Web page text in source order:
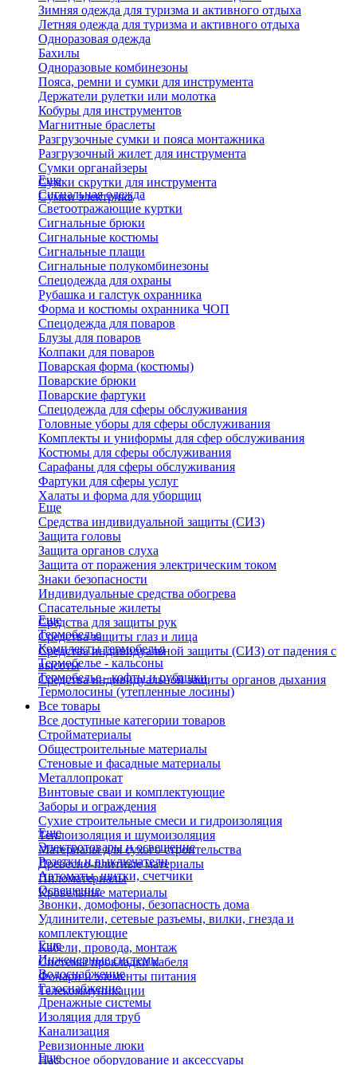
Зимняя одежда для туризма и активного отдыха
Летняя одежда для туризма и активного отдыха
Одноразовая одежда
Бахилы
Одноразовые комбинезоны
Пояса, ремни и сумки для инструмента
Держатели рулетки или молотка
Кобуры для инструментов
Магнитные браслеты
Разгрузочные сумки и пояса монтажника
Разгрузочный жилет для инструмента
Сумки органайзеры
Сумки скрутки для инструмента
Сумки электрика
Еще
Сигнальная одежда
Светоотражающие куртки
Сигнальные брюки
Сигнальные костюмы
Сигнальные плащи
Сигнальные полукомбинезоны
Спецодежда для охраны
Рубашка и галстук охранника
Форма и костюмы охранника ЧОП
Спецодежда для поваров
Блузы для поваров
Колпаки для поваров
Поварская форма (костюмы)
Поварские брюки
Поварские фартуки
Спецодежда для сферы обслуживания
Головные уборы для сферы обслуживания
Комплекты и униформы для сфер обслуживания
Костюмы для сферы обслуживания
Сарафаны для сферы обслуживания
Фартуки для сферы услуг
Халаты и форма для уборщиц
Еще
Средства индивидуальной защиты (СИЗ)
Защита головы
Защита органов слуха
Защита от поражения электрическим током
Знаки безопасности
Индивидуальные средства обогрева
Спасательные жилеты
Средства для защиты рук
Средства защиты глаз и лица
Средства индивидуальной защиты (СИЗ) от падения с
высоты
Средства индивидуальной защиты органов дыхания
Еще
Термобелье
Комплекты термобелья
Термобелье - кальсоны
Термобелье - кофты и рубашки
Термолосины (утепленные лосины)
Все товары
Все доступные категории товаров
Стройматериалы
Общестроительные материалы
Стеновые и фасадные материалы
Металлопрокат
Винтовые сваи и комплектующие
Заборы и ограждения
Сухие строительные смеси и гидроизоляция
Теплоизоляция и шумоизоляция
Материалы для сухого строительства
Древесно-плитные материалы
Пиломатериалы
Кровельные материалы
Еще
Электротовары и освещение
Розетки и выключатели
Автоматы, щитки, счетчики
Освещение
Звонки, домофоны, безопасность дома
Удлинители, сетевые разъемы, вилки, гнезда и
комплектующие
Кабели, провода, монтаж
Системы прокладки кабеля
Фонари и элементы питания
Телекоммуникации
Еще
Инженерные системы
Водоснабжение
Газоснабжение
Дренажные системы
Изоляция для труб
Канализация
Ревизионные люки
Насосное оборудование и аксессуары
Еще